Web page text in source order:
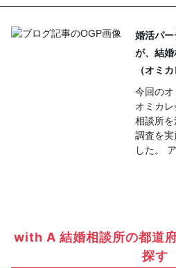
婚活パ
が、結婚
（オミ
今回のオ
オミカ
相談所
調査を
した。
with A 結婚相談所の都道
探す